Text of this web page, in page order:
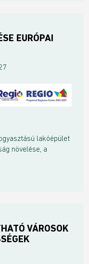
EURÓPAI
lakóépület
növelése, a
VÁROSOK